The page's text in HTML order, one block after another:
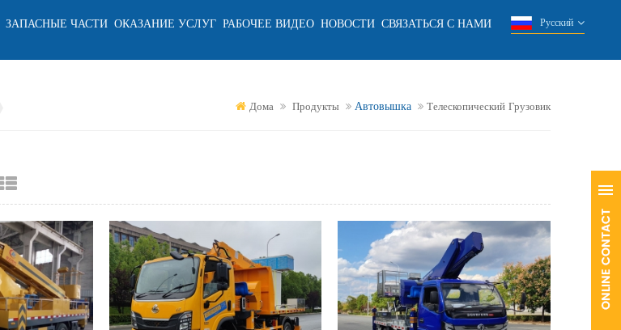
ЗАПАСНЫЕ ЧАСТИ ОКАЗАНИЕ УСЛУГ РАБОЧЕЕ ВИДЕО НОВОСТИ СВЯЗАТЬСЯ С НАМИ Русский
Дома Продукты Автовышка Телескопический Грузовик